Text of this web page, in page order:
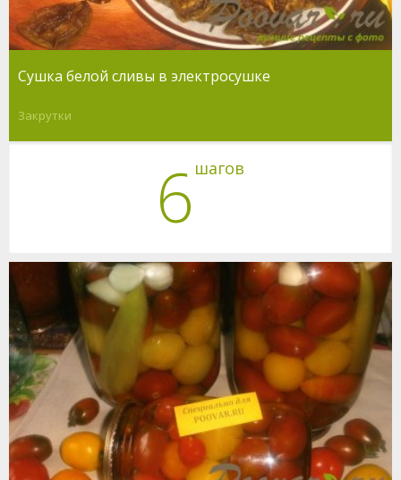
Сушка белой сливы в электросушке
Закрутки
6 шагов